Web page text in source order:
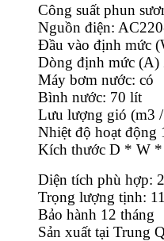
Công suất phun
Nguồn điện:
Đầu vào định mức
Dòng định mức (A)
Máy bơm nước: có
Bình nước: 70 lít
Lưu lượng gió (m3
Nhiệt độ hoạt động
Kích thước D * W
Diện tích phù hợp:
Trọng lượng tịnh:
Bảo hành 12 tháng
Sản xuất tại Trung